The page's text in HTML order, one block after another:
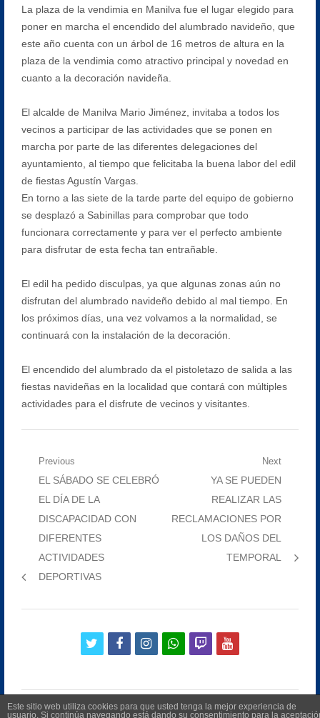
La plaza de la vendimia en Manilva fue el lugar elegido para
poner en marcha el encendido del alumbrado navideño, que
este año cuenta con un árbol de 16 metros de altura en la
plaza de la vendimia como atractivo principal y novedad en
cuanto a la decoración navideña.
El alcalde de Manilva Mario Jiménez, invitaba a todos los
vecinos a participar de las actividades que se ponen en
marcha por parte de las diferentes delegaciones del
ayuntamiento, al tiempo que felicitaba la buena labor del edil
de fiestas Agustín Vargas.
En torno a las siete de la tarde parte del equipo de gobierno
se desplazó a Sabinillas para comprobar que todo
funcionara correctamente y para ver el perfecto ambiente
para disfrutar de esta fecha tan entrañable.
El edil ha pedido disculpas, ya que algunas zonas aún no
disfrutan del alumbrado navideño debido al mal tiempo. En
los próximos días, una vez volvamos a la normalidad, se
continuará con la instalación de la decoración.
El encendido del alumbrado da el pistoletazo de salida a las
fiestas navideñas en la localidad que contará con múltiples
actividades para el disfrute de vecinos y visitantes.
Navegación
entradas
Previous
Previous
post:
EL SÁBADO SE CELEBRÓ
EL DÍA DE LA
DISCAPACIDAD CON
DIFERENTES
ACTIVIDADES
DEPORTIVAS
Next
Next
post:
YA SE PUEDEN
REALIZAR LAS
RECLAMACIONES POR
LOS DAÑOS DEL
TEMPORAL
twitterfacebookinstagramwhatsapp
twitchyoutube
Este sitio web utiliza cookies para que usted tenga la mejor experiencia de
usuario. Si continúa navegando está dando su consentimiento para la